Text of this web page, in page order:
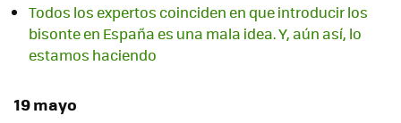
Todos los expertos coinciden en que introducir los
bisonte en España es una mala idea. Y, aún así, lo
estamos haciendo
19 mayo